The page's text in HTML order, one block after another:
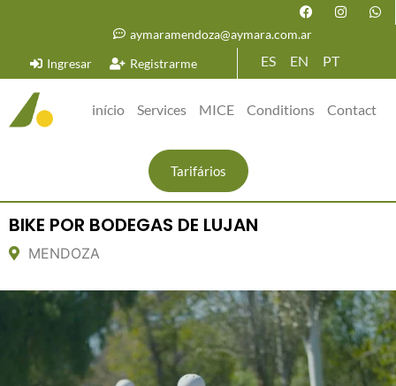
aymaramendoza@aymara.com.ar
Ingresar
Registrarme ES EN PT
início Services MICE Conditions Contact
Tarifários
BIKE POR BODEGAS DE LUJAN
MENDOZA